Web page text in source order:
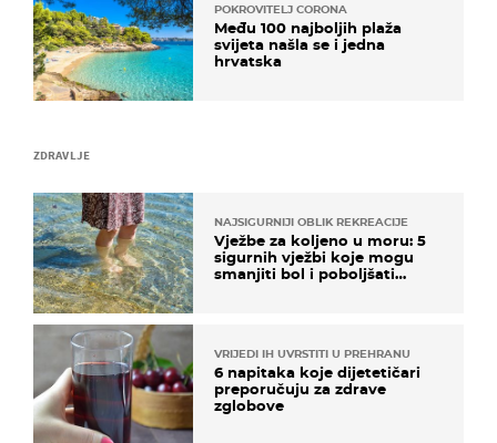
ZDRAVLJE
NAJSIGURNIJI OBLIK REKREACIJE
Vježbe za koljeno u moru: 5
sigurnih vježbi koje mogu
smanjiti bol i poboljšati
VRIJEDI IH UVRSTITI U PREHRANU
6 napitaka koje dijetetičari
preporučuju za zdrave
zglobove
POKROVITELJ CORONA
Među 100 najboljih plaža
svijeta našla se i jedna
hrvatska